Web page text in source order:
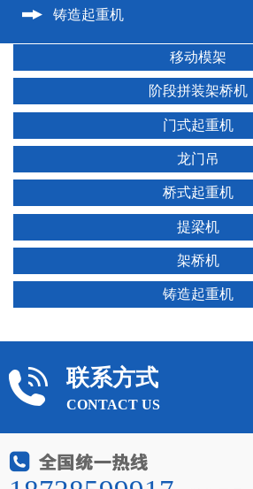
铸造起重机
移动模架
阶段拼装架桥机
门式起重机
龙门吊
桥式起重机
提梁机
架桥机
铸造起重机
联系方式
CONTACT US